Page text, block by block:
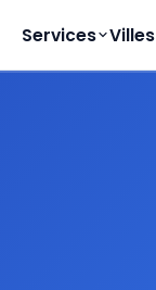
Services Villes
Studio & appartement